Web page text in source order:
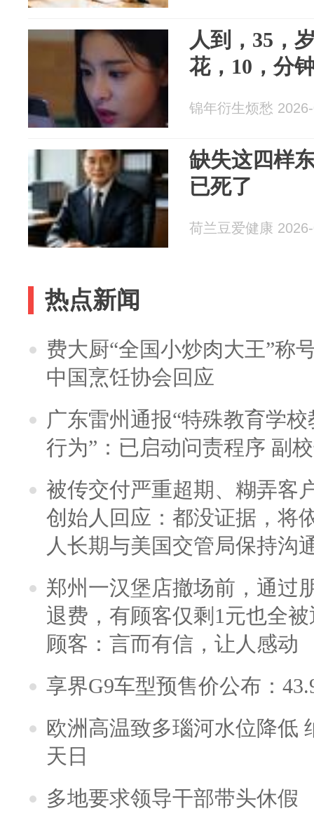
人到，35，
花，10，分
锦年衍生烦愁
缺失这四样
已死了
荷兰豆爱健康
热点新闻
费大厨“全国小炒肉大王”称
中国烹饪协会回应
广东雷州通报“特殊教育学
行为”：已启动问责程序 副
被传交付严重超期、糊弄客
创始人回应：都没证据，将
人长期与美国交管局保持沟
郑州一汉堡店撤场前，通过
退费，有顾客仅剩1元也全
顾客：言而有信，让人感动
享界G9车型预售价公布：
欧洲高温致多瑙河水位降低
天日
多地要求领导干部带头休假